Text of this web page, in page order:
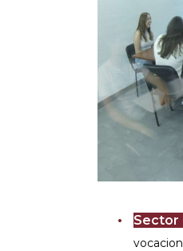
Sector